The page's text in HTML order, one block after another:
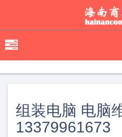
移
动
导
航
组装电脑 电脑
13379961673